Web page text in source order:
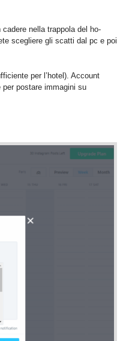
nella trappola del ho-
scegliere gli scatti dal pc e poi
per l’hotel). Account
postare immagini su